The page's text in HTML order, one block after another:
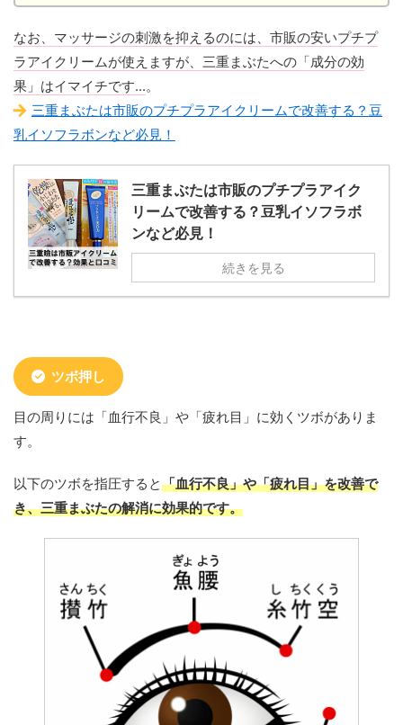
なお、マッサージの刺激を抑えるのには、市販の安いプチプ
ラアイクリームが使えますが、三重まぶたへの「成分の効
果」はイマイチです...。
三重まぶたは市販のプチプラアイクリームで改善する？豆
乳イソフラボンなど必見！
三重まぶたは市販のプチプラアイク
リームで改善する？豆乳イソフラボ
ンなど必見！
続きを見る
ツボ押し
目の周りには「血行不良」や「疲れ目」に効くツボがありま
す。
以下のツボを指圧すると「血行不良」や「疲れ目」を改善で
き、三重まぶたの解消に効果的です。